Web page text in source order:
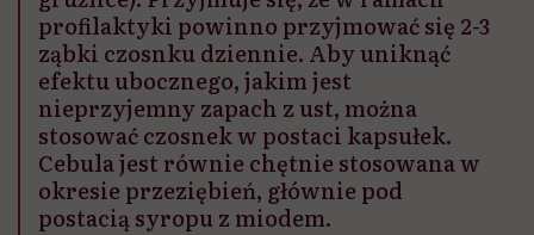
profilaktyki powinno przyjmować się 2-3
ząbki czosnku dziennie. Aby uniknąć
efektu ubocznego, jakim jest
nieprzyjemny zapach z ust, można
stosować czosnek w postaci kapsułek.
Cebula jest równie chętnie stosowana w
okresie przeziębień, głównie pod
postacią syropu z miodem.